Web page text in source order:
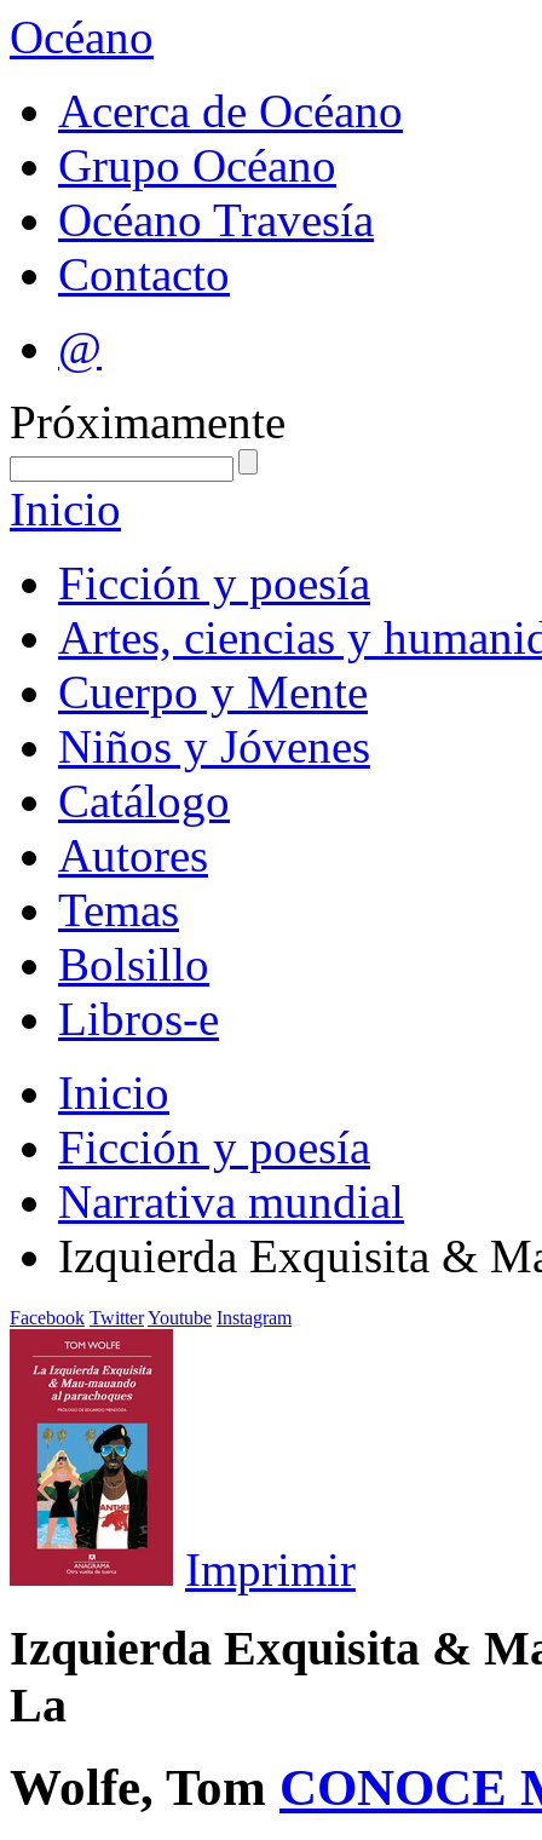
Océano
Acerca de Océano
Grupo Océano
Océano Travesía
Contacto
@
Próximamente
Inicio
Ficción y poesía
Artes, ciencias y
Cuerpo y Mente
Niños y Jóvenes
Catálogo
Autores
Temas
Bolsillo
Libros-e
Inicio
Ficción y poesía
Narrativa mundial
Izquierda Exquisita &
Facebook TwitterYoutube Instagram
Imprimir
Izquierda Exquisita &
La
Wolfe, Tom CONOCE